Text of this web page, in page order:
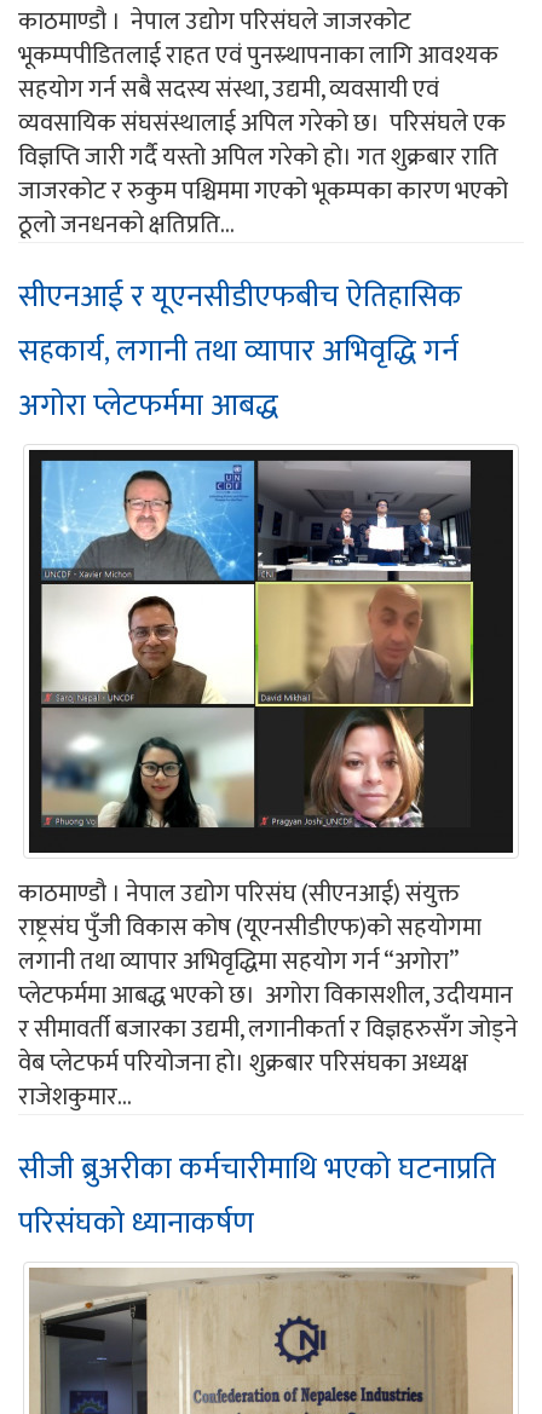
काठमाण्डौ । नेपाल उद्योग परिसंघले जाजरकोट
भूकम्पपीडितलाई राहत एवं पुनस्र्थापनाका लागि आवश्यक
सहयोग गर्न सबै सदस्य संस्था, उद्यमी, व्यवसायी एवं
व्यवसायिक संघसंस्थालाई अपिल गरेको छ। परिसंघले एक
विज्ञप्ति जारी गर्दै यस्तो अपिल गरेको हो। गत शुक्रबार राति
जाजरकोट र रुकुम पश्चिममा गएको भूकम्पका कारण भएको
ठूलो जनधनको क्षतिप्रति...
सीएनआई र यूएनसीडीएफबीच ऐतिहासिक
सहकार्य, लगानी तथा व्यापार अभिवृद्धि गर्न
अगोरा प्लेटफर्ममा आबद्ध
काठमाण्डौ । नेपाल उद्योग परिसंघ (सीएनआई) संयुक्त
राष्ट्रसंघ पुँजी विकास कोष (यूएनसीडीएफ)को सहयोगमा
लगानी तथा व्यापार अभिवृद्धिमा सहयोग गर्न “अगोरा”
प्लेटफर्ममा आबद्ध भएको छ। अगोरा विकासशील, उदीयमान
र सीमावर्ती बजारका उद्यमी, लगानीकर्ता र विज्ञहरुसँग जोड्ने
वेब प्लेटफर्म परियोजना हो। शुक्रबार परिसंघका अध्यक्ष
राजेशकुमार...
सीजी ब्रुअरीका कर्मचारीमाथि भएको घटनाप्रति
परिसंघको ध्यानाकर्षण